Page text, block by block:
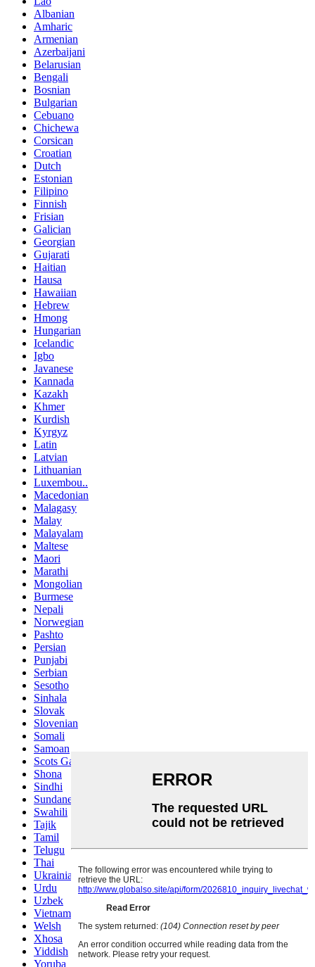
Albanian
Amharic
Armenian
Azerbaijani
Belarusian
Bengali
Bosnian
Bulgarian
Cebuano
Chichewa
Corsican
Croatian
Dutch
Estonian
Filipino
Finnish
Frisian
Galician
Georgian
Gujarati
Haitian
Hausa
Hawaiian
Hebrew
Hmong
Hungarian
Icelandic
Igbo
Javanese
Kannada
Kazakh
Khmer
Kurdish
Kyrgyz
Latin
Latvian
Lithuanian
Luxembou..
Macedonian
Malagasy
Malay
Malayalam
Maltese
Maori
Marathi
Mongolian
Burmese
Nepali
Norwegian
Pashto
Persian
Punjabi
Serbian
Sesotho
Sinhala
Slovak
Slovenian
Somali
Samoan
Scots Gaelic
Shona
Sindhi
Sundanese
Swahili
Tajik
Tamil
Telugu
Thai
Ukrainian
Urdu
Uzbek
Vietnamese
Welsh
Xhosa
Yiddish
Yoruba